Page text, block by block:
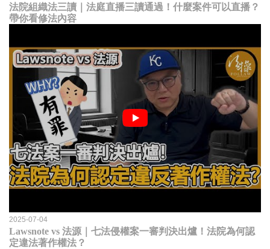
法院組織法三讀｜法庭直播三讀通過！什麼案件可以直播？
帶你看修法內容
2025-07-04
Lawsnote vs 法源｜七法侵權案一審判決出爐！法院為何認
定違法著作權法？